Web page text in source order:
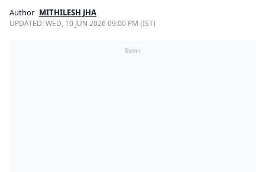
Author MITHILESH JHA
UPDATED:WED, 10 JUN 2026 09:00 PM (IST)
विज्ञापन